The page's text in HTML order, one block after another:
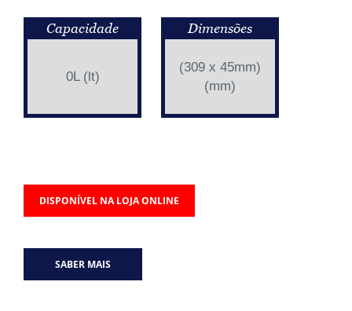
Capacidade
0L (lt)
Dimensões
(309 x 45mm)
(mm)
DISPONÍVEL NA LOJA ONLINE
SABER MAIS